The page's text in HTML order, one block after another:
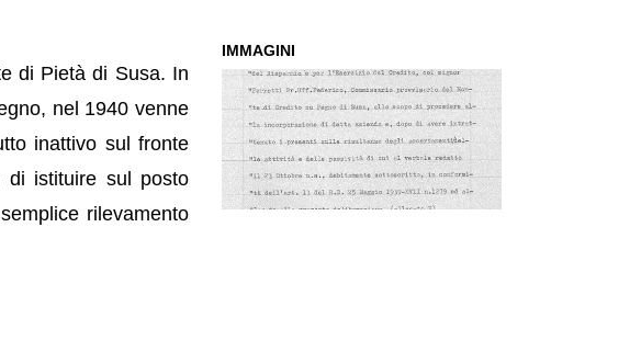
di Pietà di Susa. In
nel 1940 venne
inattivo sul fronte
di istituire sul posto
rilevamento
IMMAGINI